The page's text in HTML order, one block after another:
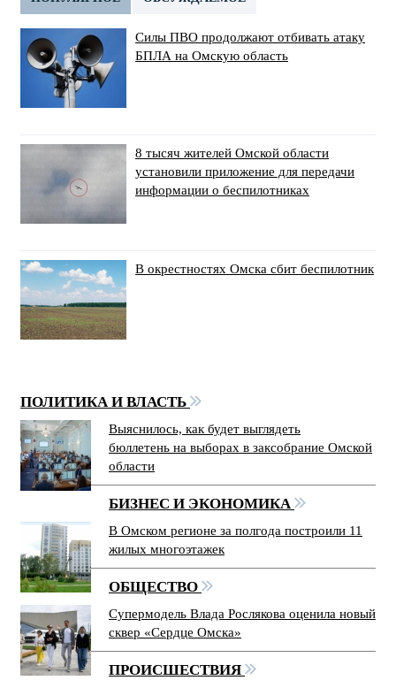
Силы ПВО продолжают отбивать атаку
БПЛА на Омскую область
8 тысяч жителей Омской области
установили приложение для передачи
информации о беспилотниках
В окрестностях Омска сбит беспилотник
ПОЛИТИКА И ВЛАСТЬ
Выяснилось, как будет выглядеть
бюллетень на выборах в заксобрание Омской
области
БИЗНЕС И ЭКОНОМИКА
В Омском регионе за полгода построили 11
жилых многоэтажек
ОБЩЕСТВО
Супермодель Влада Рослякова оценила новый
сквер «Сердце Омска»
ПРОИСШЕСТВИЯ